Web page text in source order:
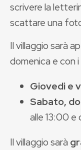
scrivere la
scattare una
Il villaggio sarà
domenica e con
Giovedi e
Sabato,
alle 13:00 e
Il villaggio sarà